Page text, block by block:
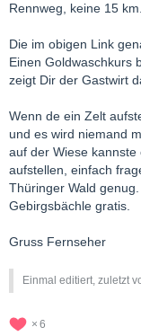
Rennweg, keine 15
Die im obigen Link
Einen Goldwaschkurs
zeigt Dir der Gastwirt
Wenn de ein Zelt
und es wird niemand
auf der Wiese
aufstellen, einfach
Thüringer Wald
Gebirgsbächle gratis.
Gruss Fernseher
Einmal editiert, zuletzt
6